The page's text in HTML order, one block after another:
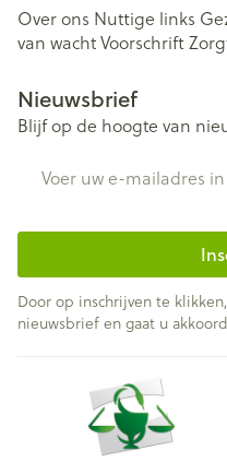
Over ons Nuttige links
van wachtVoorschrift
Nieuwsbrief
Blijf op de hoogte van
Door op inschrijven te
nieuwsbrief en gaat u